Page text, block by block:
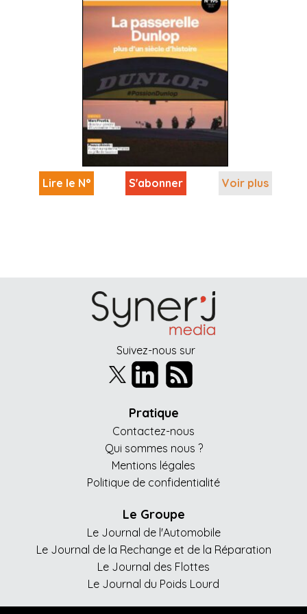
Lire le N° S'abonner Voir plus
Suivez-nous sur
Pratique
Contactez-nous
Qui sommes nous ?
Mentions légales
Politique de confidentialité
Le Groupe
Le Journal de l'Automobile
Le Journal de la Rechange et de la Réparation
Le Journal des Flottes
Le Journal du Poids Lourd